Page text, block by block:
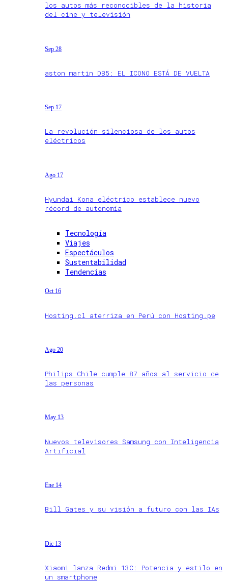
los autos más reconocibles de la historia
del cine y televisión
Sep 28
aston martin DB5: EL ICONO ESTÁ DE VUELTA
Sep 17
La revolución silenciosa de los autos
eléctricos
Ago 17
Hyundai Kona eléctrico establece nuevo
récord de autonomía
Tecnología
Viajes
Espectáculos
Sustentabilidad
Tendencias
Oct 16
Hosting.cl aterriza en Perú con Hosting.pe
Ago 20
Philips Chile cumple 87 años al servicio de
las personas
May 13
Nuevos televisores Samsung con Inteligencia
Artificial
Ene 14
Bill Gates y su visión a futuro con las IAs
Dic 13
Xiaomi lanza Redmi 13C: Potencia y estilo en
un smartphone